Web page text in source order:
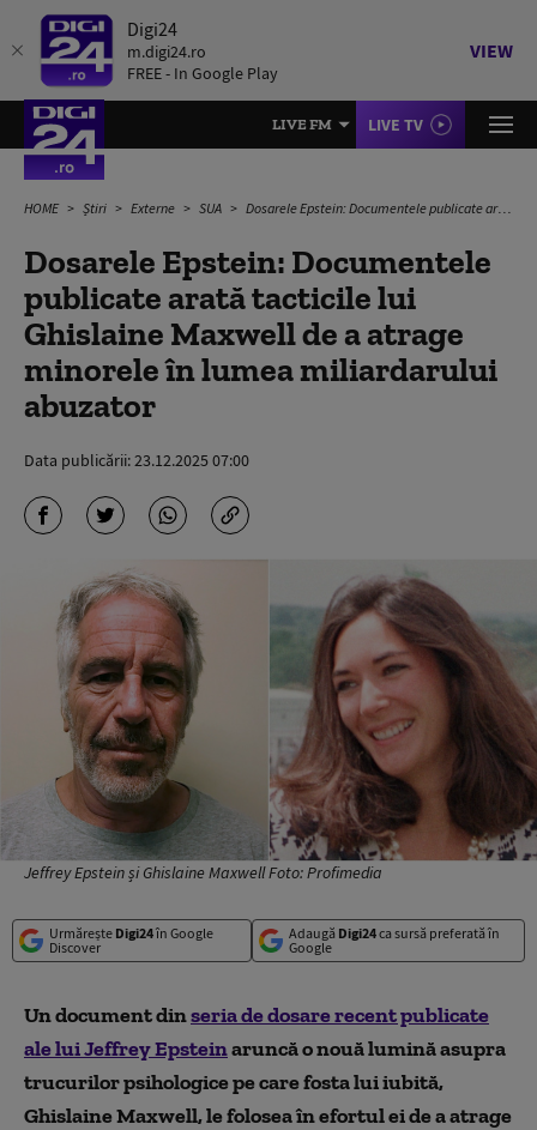
Digi24
m.digi24.ro
FREE - In Google Play
VIEW
LIVE FM LIVE TV
HOME Știri Externe SUA Dosarele Epstein: Documentele publicate arată tacticile lui Ghislaine Maxwell de a atrage minorele în lumea miliardarului abuzator
Dosarele Epstein: Documentele
publicate arată tacticile lui
Ghislaine Maxwell de a atrage
minorele în lumea miliardarului
abuzator
Data publicării:23.12.2025 07:00
Jeffrey Epstein și Ghislaine Maxwell Foto: Profimedia
Urmărește Digi24în Google
Discover
Adaugă Digi24ca sursă preferată în
Google
Un document dinseria de dosare recent publicate
ale lui Jeffrey Epsteinaruncă o nouă lumină asupra
trucurilor psihologice pe care fosta lui iubită,
Ghislaine Maxwell, le folosea în efortul ei de a atrage